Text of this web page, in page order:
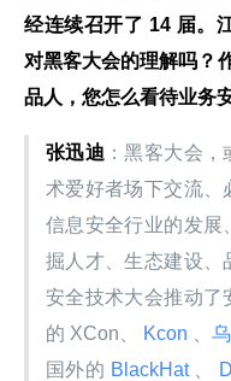
经连续召开了 14 届。
对黑客大会的理解吗？
品人，您怎么看待业务
张迅迪 ：黑客大会
术爱好者场下交流、
信息安全行业的发展
掘人才、生态建设、
安全技术大会推动了
的 XCon、
Kcon
国外的 BlackHat